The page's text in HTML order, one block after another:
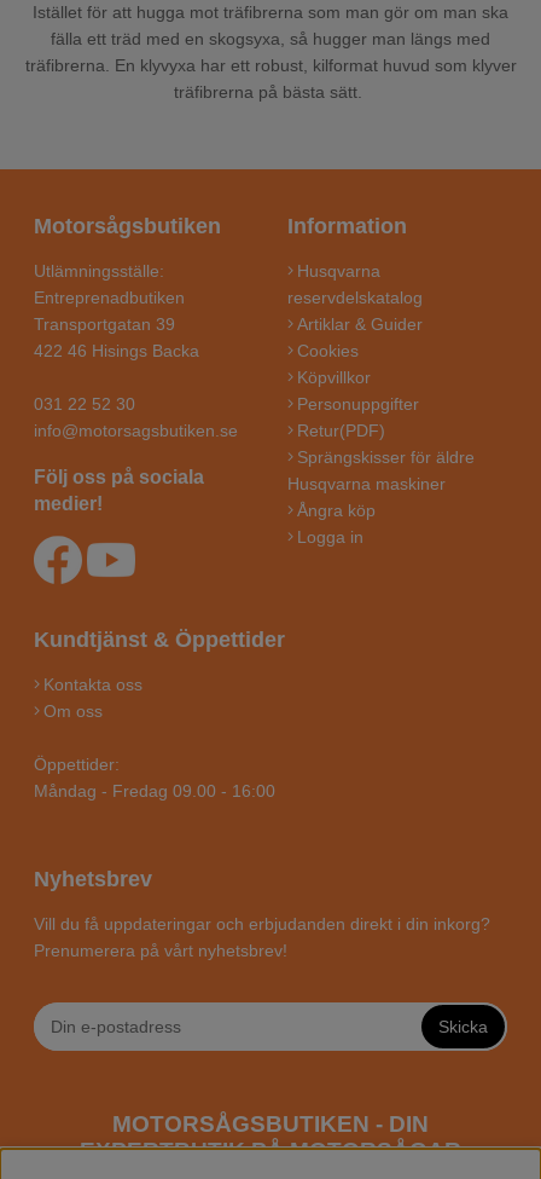
Istället för att hugga mot träfibrerna som man gör om man ska
fälla ett träd med en skogsyxa, så hugger man längs med
träfibrerna. En klyvyxa har ett robust, kilformat huvud som klyver
träfibrerna på bästa sätt.
Motorsågsbutiken
Utlämningsställe:
Entreprenadbutiken
Transportgatan 39
422 46 Hisings Backa
031 22 52 30
info@motorsagsbutiken.se
Följ oss på sociala
medier!
Information
Husqvarna
reservdelskatalog
Artiklar & Guider
Cookies
Köpvillkor
Personuppgifter
Retur(PDF)
Sprängskisser för äldre
Husqvarna maskiner
Ångra köp
Logga in
Kundtjänst & Öppettider
Kontakta oss
Om oss
Öppettider:
Måndag - Fredag 09.00 - 16:00
Nyhetsbrev
Vill du få uppdateringar och erbjudanden direkt i din inkorg?
Prenumerera på vårt nyhetsbrev!
Skicka
MOTORSÅGSBUTIKEN - DIN
EXPERTBUTIK PÅ MOTORSÅGAR